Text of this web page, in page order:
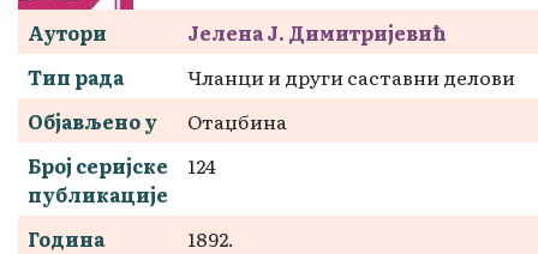
Аутори
Јелена Ј. Димитријевић
Тип рада
Чланци и други саставни делови
Објављено у
Отаџбина
Број серијске
публикације
124
Година
1892.